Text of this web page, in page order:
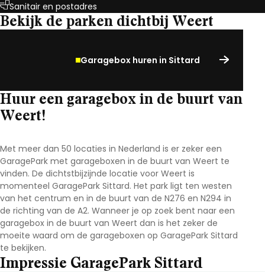
Sanitair en postadres
Bekijk de parken dichtbij Weert
Garagebox huren in Sittard
Huur een garagebox in de buurt van
Weert!
Met meer dan 50 locaties in Nederland is er zeker een
GaragePark met garageboxen in de buurt van Weert te
vinden. De dichtstbijzijnde locatie voor Weert is
momenteel GaragePark Sittard. Het park ligt ten westen
van het centrum en in de buurt van de N276 en N294 in
de richting van de A2. Wanneer je op zoek bent naar een
garagebox in de buurt van Weert dan is het zeker de
moeite waard om de garageboxen op GaragePark Sittard
te bekijken.
Impressie GaragePark Sittard